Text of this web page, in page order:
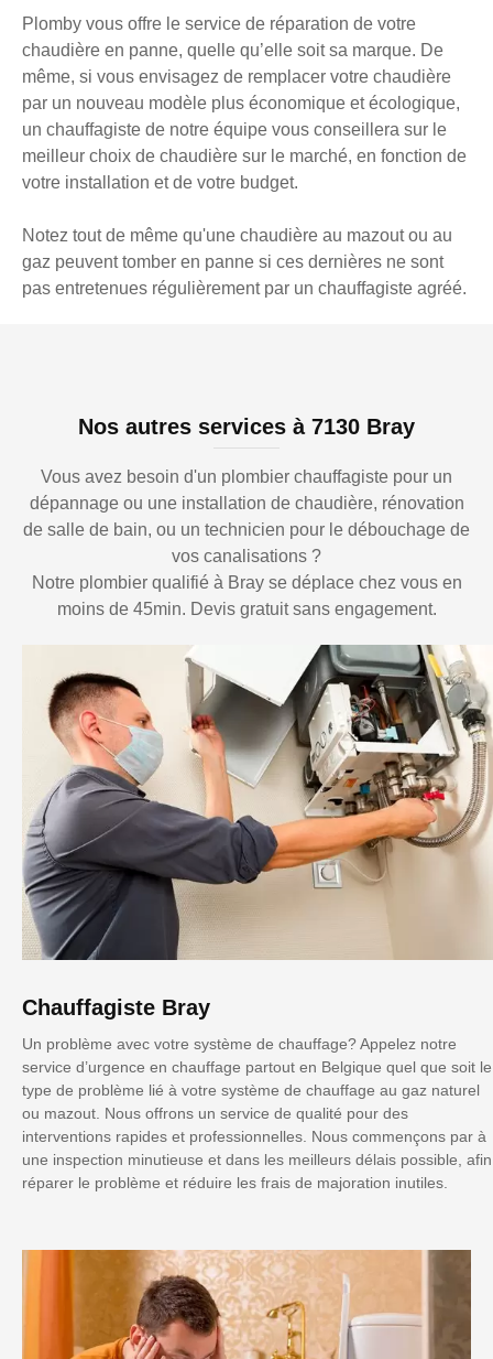
Plomby vous offre le service de réparation de votre
chaudière en panne, quelle qu’elle soit sa marque. De
même, si vous envisagez de remplacer votre chaudière
par un nouveau modèle plus économique et écologique,
un chauffagiste de notre équipe vous conseillera sur le
meilleur choix de chaudière sur le marché, en fonction de
votre installation et de votre budget.
Notez tout de même qu'une chaudière au mazout ou au
gaz peuvent tomber en panne si ces dernières ne sont
pas entretenues régulièrement par un chauffagiste agréé.
Nos autres services à 7130 Bray
Vous avez besoin d'un plombier chauffagiste pour un
dépannage ou une installation de chaudière, rénovation
de salle de bain, ou un technicien pour le débouchage de
vos canalisations ?
Notre plombier qualifié à Bray se déplace chez vous en
moins de 45min. Devis gratuit sans engagement.
Chauffagiste Bray
Un problème avec votre système de chauffage? Appelez notre
service d’urgence en chauffage partout en Belgique quel que soit le
type de problème lié à votre système de chauffage au gaz naturel
ou mazout. Nous offrons un service de qualité pour des
interventions rapides et professionnelles. Nous commençons par à
une inspection minutieuse et dans les meilleurs délais possible, afin
réparer le problème et réduire les frais de majoration inutiles.